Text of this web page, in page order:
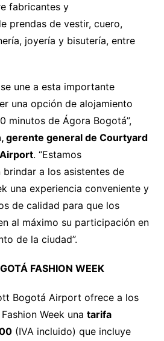
fabricantes y
prendas de vestir, cuero,
joyería y bisutería, entre
une a esta importante
una opción de alojamiento
minutos de Ágora Bogotá”,
gerente general de Courtyard
. “Estamos
a los asistentes de
una experiencia conveniente y
de calidad para que los
al máximo su participación en
de la ciudad”.
FASHION WEEK
Bogotá Airport ofrece a los
Week una tarifa
(IVA incluido) que incluye